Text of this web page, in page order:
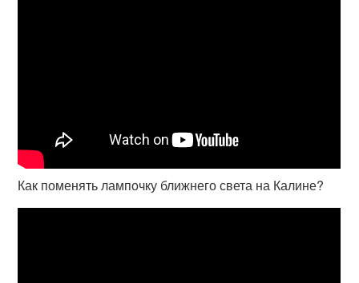
Как поменять лампочку ближнего света на Калине?